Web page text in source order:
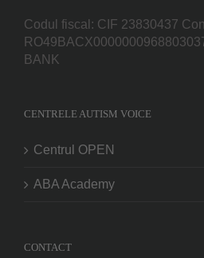
Codul fiscal: CIF 23830437
BANK
CENTRELE AUTISM VOICE
Centrul OPEN
ABA Academy
CONTACT